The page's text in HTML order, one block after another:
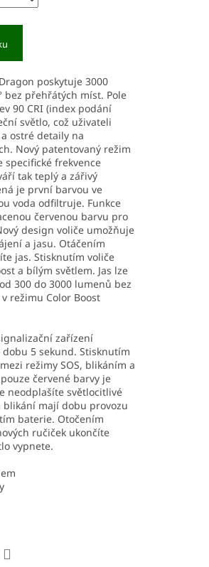
poskytuje 3000
bez přehřátých míst. Pole
90 CRI (index podání
světlo, což uživateli
ostré detaily na
Nový patentovaný režim
specifické frekvence
tak teplý a zářivý
je první barvou ve
voda odfiltruje. Funkce
červenou barvu pro
design voliče umožňuje
a jasu. Otáčením
jas. Stisknutím voliče
a bílým světlem. Jas lze
300 do 3000 lumenů bez
režimu Color Boost
zařízení
5 sekund. Stisknutím
režimy SOS, blikáním a
červené barvy je
neodplašíte světlocitlivé
blikání mají dobu provozu
baterie. Otočením
ručiček ukončíte
vypnete.